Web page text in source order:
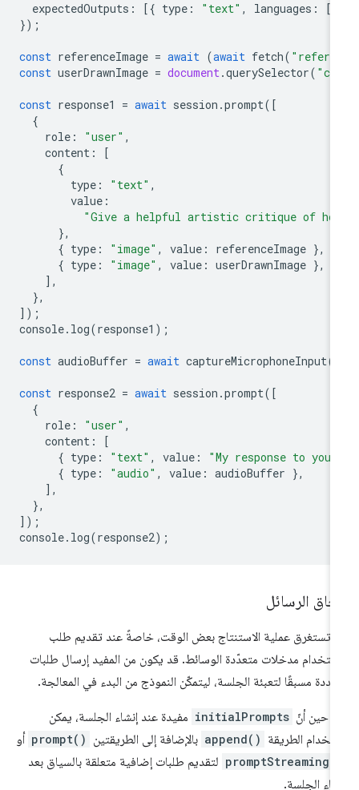
expectedOutputs: [{ type : "text", languages
const referenceImage = await (await fetch(
const userDrawnImage = document.querySelector(
const response1 = await session.prompt
role: "user"
content
type : "text"
value
"Give a helpful artistic critique of
{ type : "image", value: referenceImage
{ type : "image", value: userDrawnImage
console.log(response1
const audioBuffer = await captureMicrophoneInput
const response2 = await session.prompt
role: "user"
content
{ type : "text", value: "My response to
{ type: "audio", value: audioBuffer
console.log(response2
الرسائل
تستغرق عملية الاستنتاج بعض الوقت، خاصةً عند تقديم طلب
مدخلات متعدّدة الوسائط. قد يكون من المفيد إرسال طلبات
مسبقًا لتعبئة الجلسة، ليتمكّن النموذج من البدء في المعالجة.
حين أنّ initialPrompts مفيدة عند إنشاء الجلسة، يمكن
الطريقة append() بالإضافة إلى الطريقتين prompt() أو
لتقديم طلبات إضافية متعلقة بالسياق بعد
الجلسة.